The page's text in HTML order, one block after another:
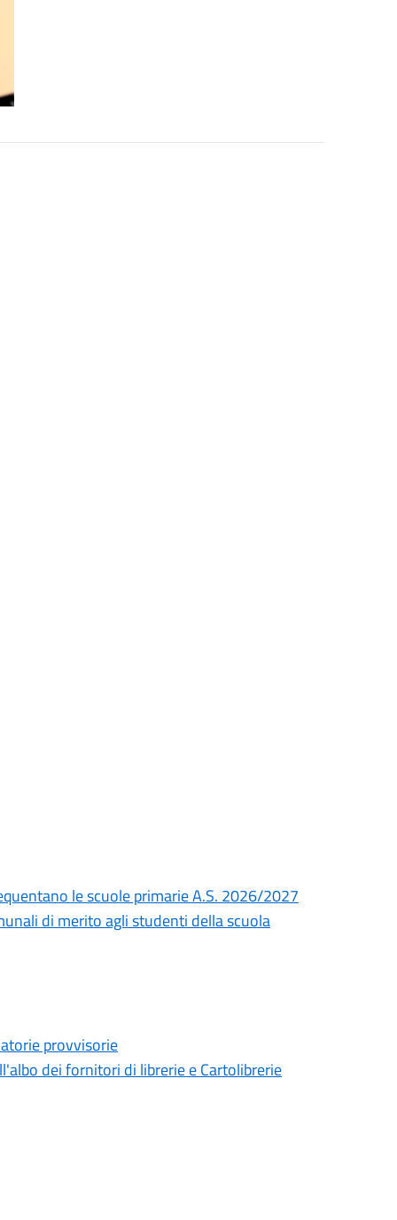
le scuole primarie A.S. 2026/2027
di merito agli studenti della scuola
provvisorie
dei fornitori di librerie e Cartolibrerie